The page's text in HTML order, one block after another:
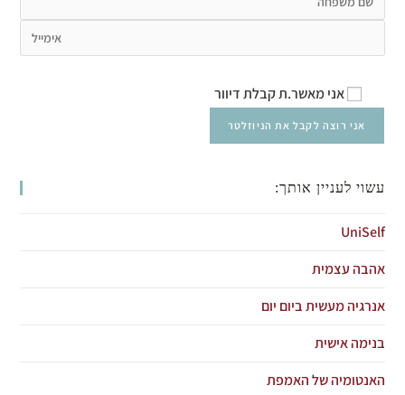
אני מאשר.ת קבלת דיוור
עשוי לעניין אותך:
UniSelf
אהבה עצמית
אנרגיה מעשית ביום יום
בנימה אישית
האנטומיה של האמפת